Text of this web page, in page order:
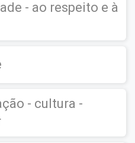
- ao respeito e à
- cultura -